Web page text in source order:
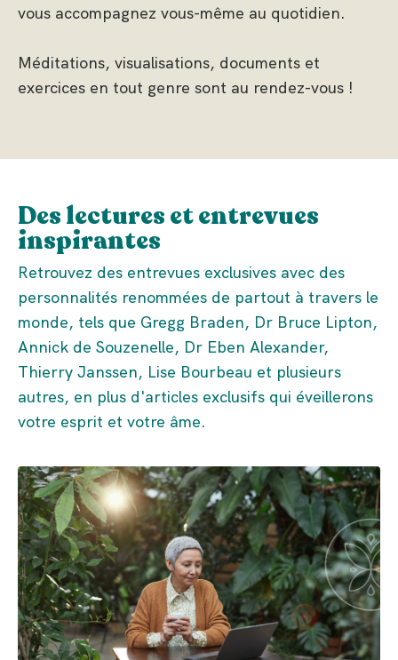
vous accompagnez vous-même au quotidien.
Méditations, visualisations, documents et
exercices en tout genre sont au rendez-vous !
Des lectures et entrevues
inspirantes
Retrouvez des entrevues exclusives avec des
personnalités renommées de partout à travers le
monde, tels que Gregg Braden, Dr Bruce Lipton,
Annick de Souzenelle, Dr Eben Alexander,
Thierry Janssen, Lise Bourbeau et plusieurs
autres, en plus d'articles exclusifs qui éveillerons
votre esprit et votre âme.